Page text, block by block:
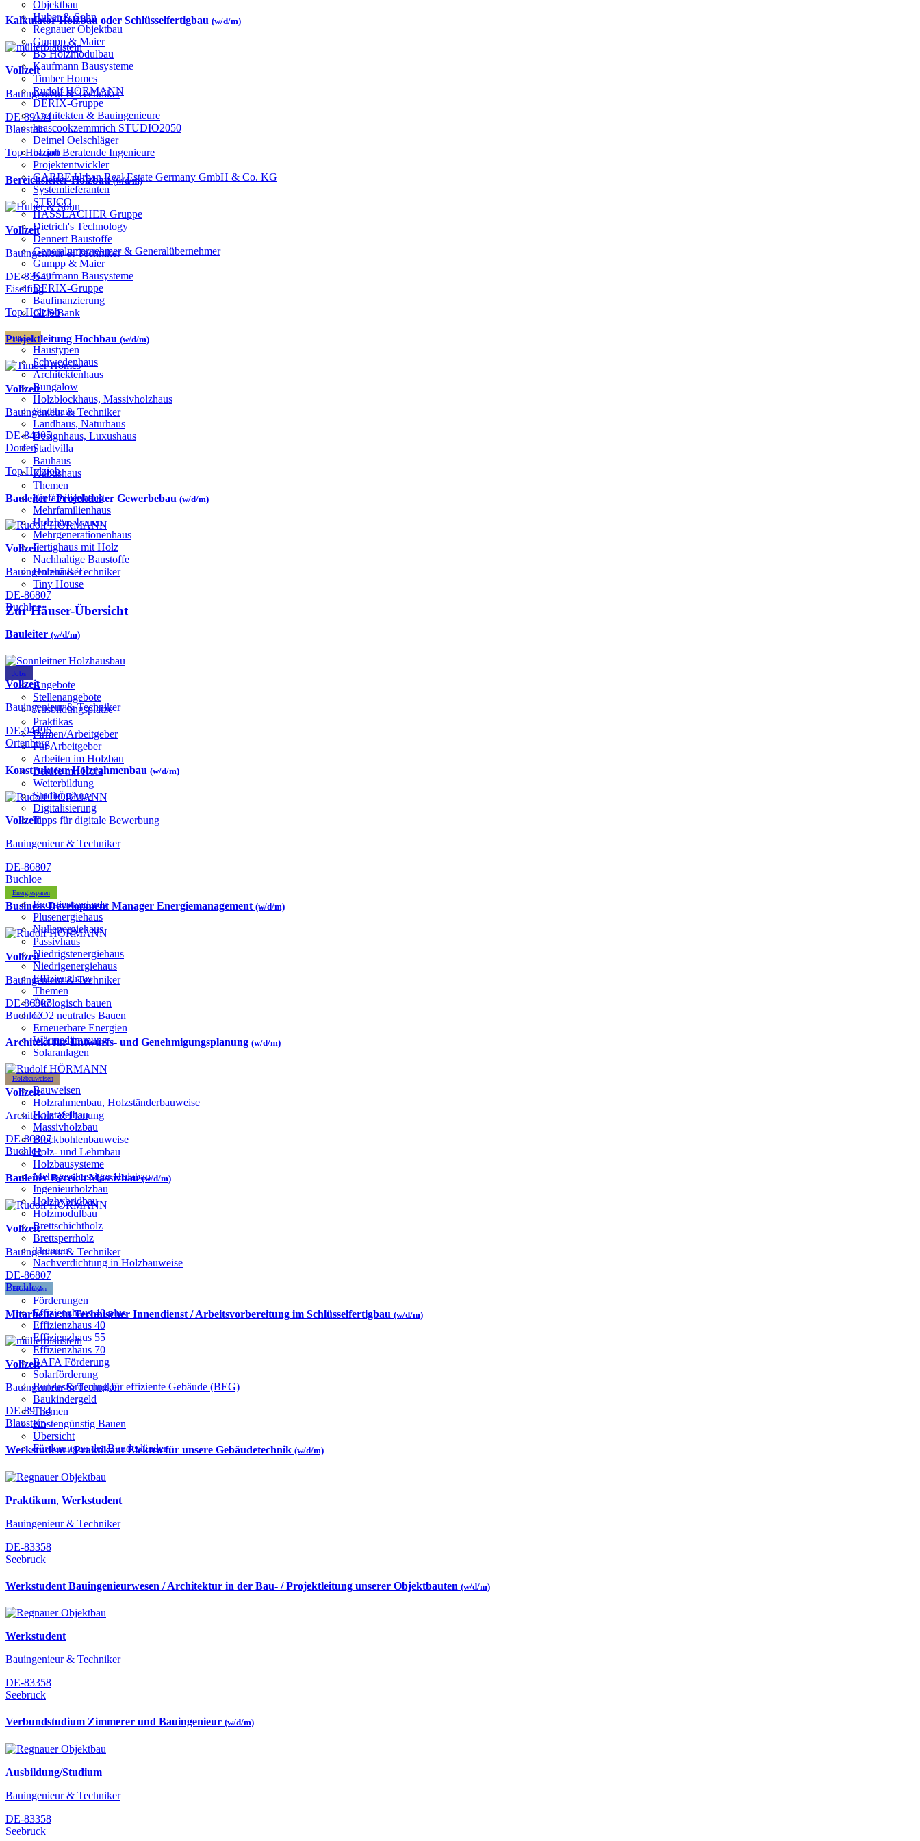
Objektbau
Huber & Sohn
Regnauer Objektbau
Gumpp & Maier
BS Holzmodulbau
Kaufmann Bausysteme
Timber Homes
Rudolf HÖRMANN
DERIX-Gruppe
Architekten & Bauingenieure
haascookzemmrich STUDIO2050
Deimel Oelschläger
bauart Beratende Ingenieure
Projektentwickler
GARBE Urban Real Estate Germany GmbH & Co. KG
Systemlieferanten
STEICO
HASSLACHER Gruppe
Dietrich's Technology
Dennert Baustoffe
Generalunternehmer & Generalübernehmer
Gumpp & Maier
Kaufmann Bausysteme
DERIX-Gruppe
Baufinanzierung
GLS Bank
Häuser
Haustypen
Schwedenhaus
Architektenhaus
Bungalow
Holzblockhaus, Massivholzhaus
Stadthaus
Landhaus, Naturhaus
Designhaus, Luxushaus
Stadtvilla
Bauhaus
Kubushaus
Themen
Einfamilienhaus
Mehrfamilienhaus
Holzhaus bauen
Mehrgenerationenhaus
Fertighaus mit Holz
Nachhaltige Baustoffe
Holzhäuser
Tiny House
Zur Häuser-Übersicht
Jobs
Angebote
Stellenangebote
Ausbildungsplätze
Praktikas
Firmen/Arbeitgeber
Für Arbeitgeber
Arbeiten im Holzbau
Berufe mit Holz
Weiterbildung
Studiengänge
Digitalisierung
Tipps für digitale Bewerbung
Energiesparen
Energiestandards
Plusenergiehaus
Nullenergiehaus
Passivhaus
Niedrigstenergiehaus
Niedrigenergiehaus
Effizienzhaus
Themen
Ökologisch bauen
CO2 neutrales Bauen
Erneuerbare Energien
Wärmedämmung
Solaranlagen
Holzbauweisen
Bauweisen
Holzrahmenbau, Holzständerbauweise
Holztafelbau
Massivholzbau
Blockbohlenbauweise
Holz- und Lehmbau
Holzbausysteme
Mehrgeschossiger Holzbau
Ingenieurholzbau
Holzhybridbau
Holzmodulbau
Brettschichtholz
Brettsperrholz
Themen
Nachverdichtung in Holzbauweise
Förderungen
Förderungen
Effizienzhaus 40 plus
Effizienzhaus 40
Effizienzhaus 55
Effizienzhaus 70
BAFA Förderung
Solarförderung
Bundesförderung für effiziente Gebäude (BEG)
Baukindergeld
Themen
Kostengünstig Bauen
Übersicht
Förderungen der Bundesländer
Kalkulator Holzbau oder Schlüsselfertigbau (w/d/m)
Vollzeit
Bauingenieur & Techniker
DE-89134
Blaustein
Top Holzjob
Bereichsleiter Holzbau(w/d/m)
Vollzeit
Bauingenieur & Techniker
DE-83549
Eiselfing
Top Holzjob
Projektleitung Hochbau (w/d/m)
Vollzeit
Bauingenieur & Techniker
DE-84405
Dorfen
Top Holzjob
Bauleiter / Projektleiter Gewerbebau (w/d/m)
Vollzeit
Bauingenieur & Techniker
DE-86807
Buchloe
Bauleiter (w/d/m)
Vollzeit
Bauingenieur & Techniker
DE-94496
Ortenburg
Konstrukteur Holzrahmenbau (w/d/m)
Vollzeit
Bauingenieur & Techniker
DE-86807
Buchloe
Business Development Manager Energiemanagement (w/d/m)
Vollzeit
Bauingenieur & Techniker
DE-86807
Buchloe
Architekt für Entwurfs- und Genehmigungsplanung (w/d/m)
Vollzeit
Architektur & Planung
DE-86807
Buchloe
Bauleiter Bereich Massivbau(w/d/m)
Vollzeit
Bauingenieur & Techniker
DE-86807
Buchloe
Mitarbeiter:in Technischer Innendienst / Arbeitsvorbereitung im Schlüsselfertigbau (w/d/m)
Vollzeit
Bauingenieur & Techniker
DE-89134
Blaustein
Werkstudent / Praktikant Elektro für unsere Gebäudetechnik (w/d/m)
Praktikum, Werkstudent
Bauingenieur & Techniker
DE-83358
Seebruck
Werkstudent Bauingenieurwesen / Architektur in der Bau- / Projektleitung unserer Objektbauten (w/d/m)
Werkstudent
Bauingenieur & Techniker
DE-83358
Seebruck
Verbundstudium Zimmerer und Bauingenieur (w/d/m)
Ausbildung/Studium
Bauingenieur & Techniker
DE-83358
Seebruck